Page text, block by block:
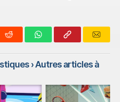
› Autres articles à